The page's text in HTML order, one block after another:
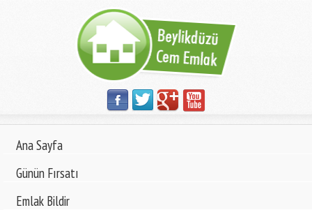
Ana Sayfa
Günün Fırsatı
Emlak Bildir